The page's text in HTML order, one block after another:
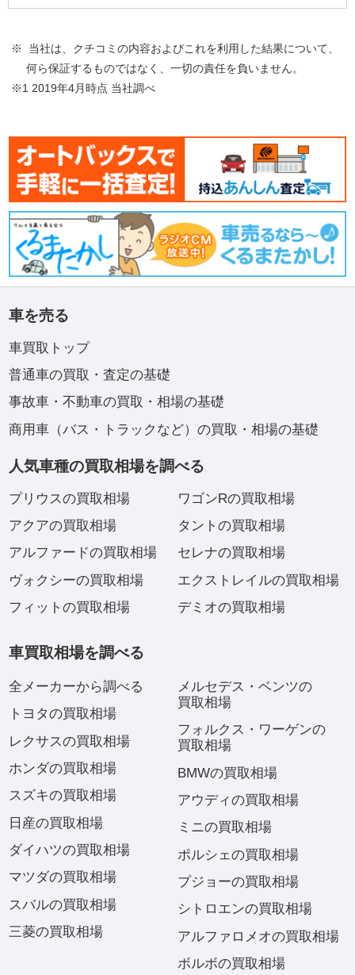
※ 当社は、クチコミの内容およびこれを利用した結果について、
何ら保証するものではなく、一切の責任を負いません。
※1 2019年4月時点 当社調べ
車を売る
車買取トップ
普通車の買取・査定の基礎
事故車・不動車の買取・相場の基礎
商用車（バス・トラックなど）の買取・相場の基礎
人気車種の買取相場を調べる
プリウスの買取相場
アクアの買取相場
アルファードの買取相場
ヴォクシーの買取相場
フィットの買取相場
ワゴンRの買取相場
タントの買取相場
セレナの買取相場
エクストレイルの買取相場
デミオの買取相場
車買取相場を調べる
全メーカーから調べる
トヨタの買取相場
レクサスの買取相場
ホンダの買取相場
スズキの買取相場
日産の買取相場
ダイハツの買取相場
マツダの買取相場
スバルの買取相場
三菱の買取相場
メルセデス・ベンツの
買取相場
フォルクス・ワーゲンの
買取相場
BMWの買取相場
アウディの買取相場
ミニの買取相場
ポルシェの買取相場
プジョーの買取相場
シトロエンの買取相場
アルファロメオの買取相場
ボルボの買取相場